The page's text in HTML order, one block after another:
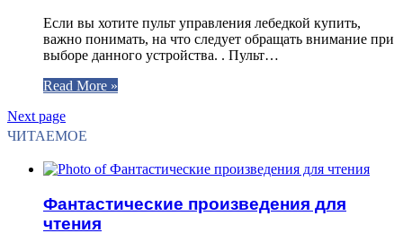
Если вы хотите пульт управления лебедкой купить,
важно понимать, на что следует обращать внимание при
выборе данного устройства. . Пульт…
Read More »
Next page
ЧИТАЕМОЕ
Фантастические произведения для
чтения